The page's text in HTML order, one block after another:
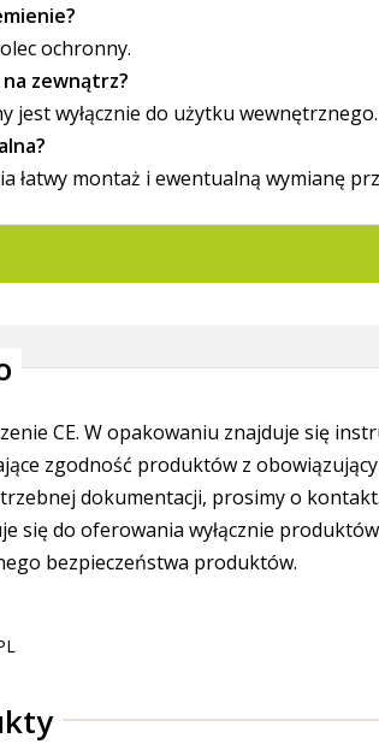
ochronny.
zewnątrz?
jest wyłącznie do użytku wewnętrznego.
łatwy montaż i ewentualną wymianę
CE. W opakowaniu znajduje się
zgodność produktów z
dokumentacji, prosimy o kontakt.
się do oferowania wyłącznie
bezpieczeństwa produktów.